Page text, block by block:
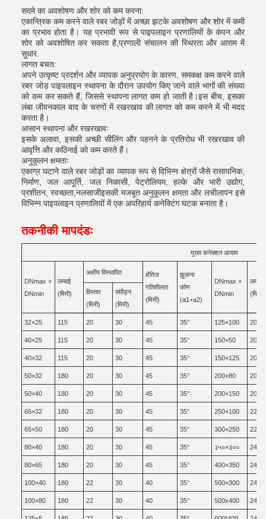
सदमे का अवशोषण और शोर को कम करना:
एकान्त्रिक कम करने वाले रबर जोड़ों में अच्छा झटके अवशोषण और शोर में कमी
का प्रभाव होता है। यह प्रभावी रूप से पाइपलाइन प्रणालियों के कंपन और
शोर को अवशोषित कर सकता है,प्रणाली संचालन की स्थिरता और आराम में
सुधार.
लागत बचत:
अपने उत्कृष्ट प्रदर्शन और व्यापक अनुप्रयोग के कारण, समकक्ष कम करने वाले
रबर जोड़ पाइपलाइन स्थापना के दौरान उपयोग किए जाने वाले भागों की संख्या
को कम कर सकते हैं, जिससे स्थापना लागत कम हो जाती है।इस बीच, इसका
लंबा जीवनकाल बाद के चरणों में रखरखाव की लागत को कम करने में भी मदद
करता है।
आसान स्थापना और रखरखावः
इसके अलावा, इसकी अच्छी सीलिंग और पहनने के प्रतिरोध भी रखरखाव की
आवृत्ति और कठिनाई को कम करते हैं।
अनुकूलन क्षमताः
एकाग्र घटाने वाले रबर जोड़ों का व्यापक रूप से विभिन्न क्षेत्रों जैसे रासायनिक,
निर्माण, जल आपूर्ति, जल निकासी, पेट्रोलियम, हल्के और भारी उद्योग,
प्रशीतन, स्वच्छता,नलसाजीइसकी मजबूत अनुकूलन क्षमता और लचीलापन इसे
विभिन्न पाइपलाइन प्रणालियों में एक अपरिहार्य कनेक्टिंग घटक बनाता है।
तकनीकी मापदंडः
मुख्य कनेक्शन आयाम
DNmax ×
DNmin
लम्बाई
(मिमी)
अक्षीय विस्थापित
क्षैतिज
गतिशीलता
(मिमी)
झुकना
कोण
(a1+a2)
DNmax ×
DNmin
लम्बाई
(मिमी)
विस्तार
(मिमी)
संपीड़न
(मिमी)
32×25 115 20 30 45 35° 125×100 200
40×25 115 20 30 45 35° 150×50 200
40×32 115 20 30 45 35° 150×125 200
50×32 180 20 30 45 35° 200×80 200
50×40 180 20 30 45 35° 200×150 200
65×32 180 20 30 45 35° 250×100 220
65×50 180 20 30 45 35° 300×250 220
80×40 180 20 30 45 35° ३५०×३०० 240
80×65 180 20 30 45 35° 400×350 240
100×40 180 22 30 40 35° 500×300 240
100×80 180 22 30 40 35° 500x400 240